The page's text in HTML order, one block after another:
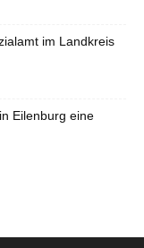
im Landkreis
Eilenburg eine